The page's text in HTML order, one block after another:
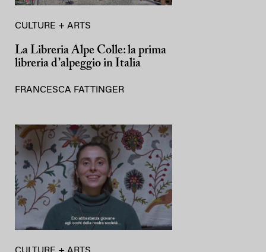
CULTURE + ARTS
La Libreria Alpe Colle: la prima
libreria d’alpeggio in Italia
FRANCESCA FATTINGER